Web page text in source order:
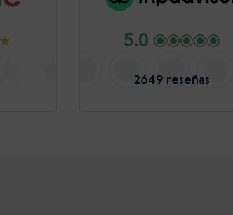
5.0
2649 reseñas